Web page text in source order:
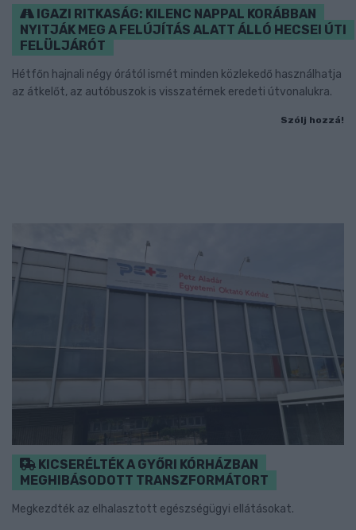
IGAZI RITKASÁG: KILENC NAPPAL KORÁBBAN
NYITJÁK MEG A FELÚJÍTÁS ALATT ÁLLÓ HECSEI ÚTI
FELÜLJÁRÓT
Hétfőn hajnali négy órától ismét minden közlekedő használhatja
az átkelőt, az autóbuszok is visszatérnek eredeti útvonalukra.
Szólj hozzá!
KICSERÉLTÉK A GYŐRI KÓRHÁZBAN
MEGHIBÁSODOTT TRANSZFORMÁTORT
Megkezdték az elhalasztott egészségügyi ellátásokat.